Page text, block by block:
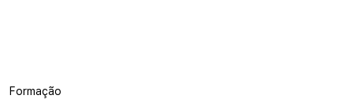
Formação